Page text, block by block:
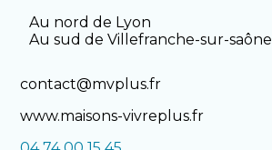
Au nord de Lyon
Au sud de Villefranche-sur-saône
contact@mvplus.fr
www.maisons-vivreplus.fr